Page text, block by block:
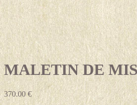
MALETIN DE
370.00€